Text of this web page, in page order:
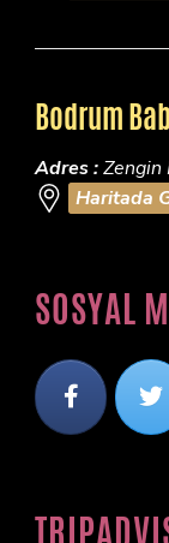
Bodrum
Adres :Zengin
Haritada
SOSYAL